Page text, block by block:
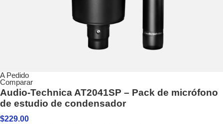
A Pedido
Comparar
Audio-Technica AT2041SP – Pack de micrófono
de estudio de condensador
$229.00